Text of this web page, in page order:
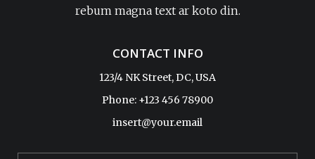
rebum magna text ar koto din.
CONTACT INFO
123/4 NK Street, DC, USA
Phone: +123 456 78900
insert@your.email